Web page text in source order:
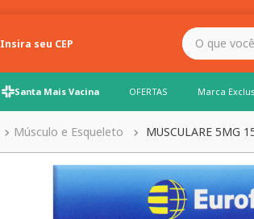
Insira seu CEP
O que você precisa para hoje?
Santa Mais Vacina OFERTAS Marca
Músculo e Esqueleto MUSCULARE 5MG